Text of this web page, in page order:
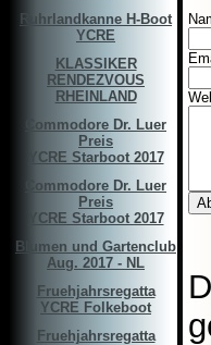
Ruhrlandkanne H-Boot
YCRE
KLASSIKER
RENDEZVOUS
RHEINLAND
Commodore Dr. Luer
Preis
YCRE Starboot 2017
Commodore Dr. Luer
Preis
YCRE Starboot 2017
Blumen und Gartenclub
Aug. 2017 - NL
Fruehjahrsregatta
YCRE Folkeboot
Fruehjahrsregatta